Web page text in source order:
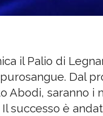
il Palio di
Dal
Abodi, saranno i
successo è